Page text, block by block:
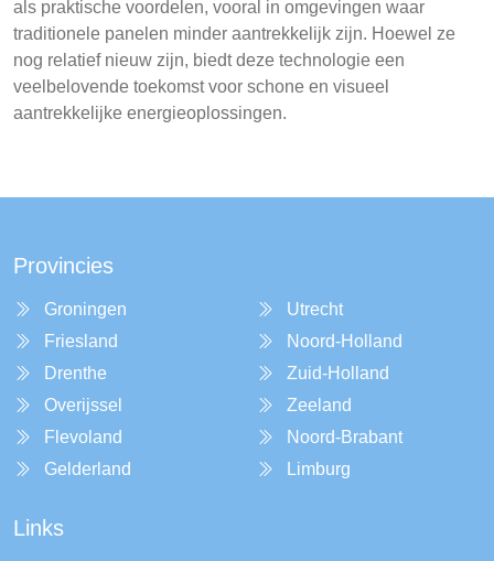
als praktische voordelen, vooral in omgevingen waar
traditionele panelen minder aantrekkelijk zijn. Hoewel ze
nog relatief nieuw zijn, biedt deze technologie een
veelbelovende toekomst voor schone en visueel
aantrekkelijke energieoplossingen.
Provincies
Groningen
Friesland
Drenthe
Overijssel
Flevoland
Gelderland
Utrecht
Noord-Holland
Zuid-Holland
Zeeland
Noord-Brabant
Limburg
Links